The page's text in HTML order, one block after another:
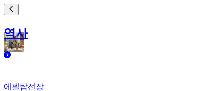
역사
에펠탑선장